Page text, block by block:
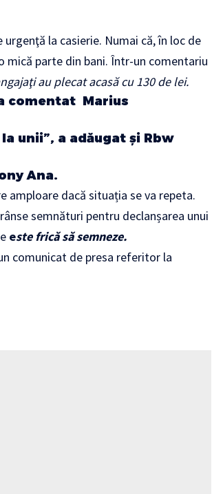
la casierie. Numai că, în loc de
mică parte din bani. Într-un comentariu
au plecat acasă cu 130 de lei.
comentat Marius
unii”, a adăugat şi Rbw
Ana.
amploare dacă situația se va repeta.
semnături pentru declanșarea unui
este frică să semneze.
comunicat de presa referitor la